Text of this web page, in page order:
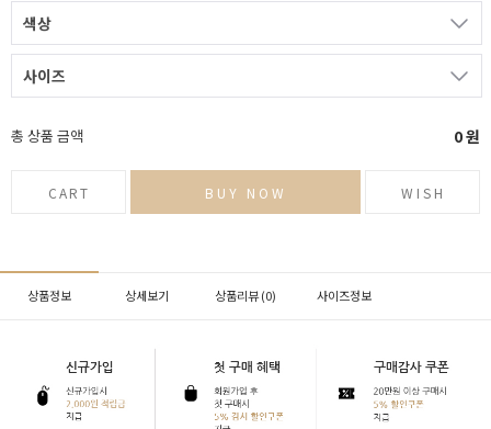
색상
사이즈
총 상품 금액 0원
CART BUY NOW WISH
상품정보 상세보기 상품리뷰 (0) 사이즈정보